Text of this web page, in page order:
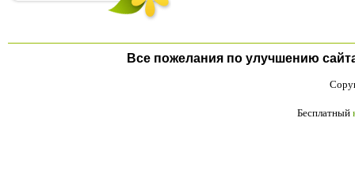
Все пожелания по улучшению
Бесплатный